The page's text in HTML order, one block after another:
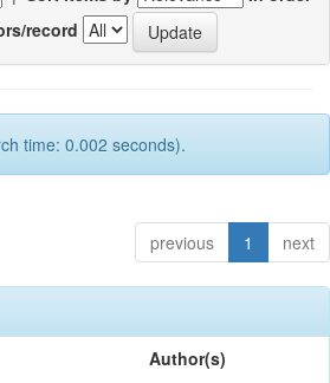
record
time: 0.002 seconds).
previous 1 next
Author(s)